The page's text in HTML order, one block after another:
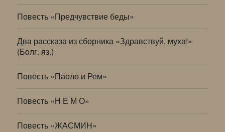
Повесть «Предчувствие беды»
Два рассказа из сборника «Здравствуй, муха!»
(Болг. яз.)
Повесть «Паоло и Рем»
Повесть «Н Е М О»
Повесть «ЖАСМИН»